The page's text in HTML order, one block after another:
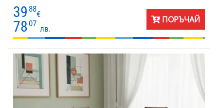
39 88
€
78 07
лв.
ПОРЪЧАЙ